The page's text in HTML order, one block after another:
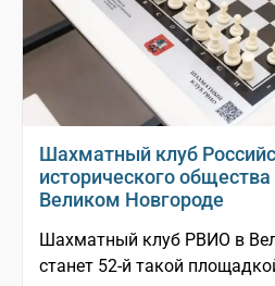
Шахматный клуб
исторического общества
Великом Новгороде
Шахматный клуб РВИО в
станет 52-й такой